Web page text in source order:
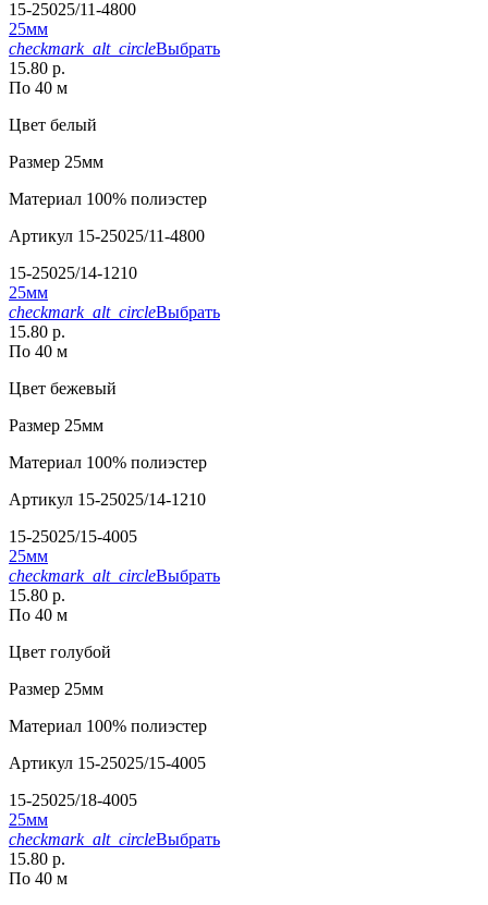
15-25025/11-4800
25мм
checkmark_alt_circleВыбрать
15.80 р.
По 40 м
Цвет белый
Размер 25мм
Материал 100% полиэстер
Артикул 15-25025/11-4800
15-25025/14-1210
25мм
checkmark_alt_circleВыбрать
15.80 р.
По 40 м
Цвет бежевый
Размер 25мм
Материал 100% полиэстер
Артикул 15-25025/14-1210
15-25025/15-4005
25мм
checkmark_alt_circleВыбрать
15.80 р.
По 40 м
Цвет голубой
Размер 25мм
Материал 100% полиэстер
Артикул 15-25025/15-4005
15-25025/18-4005
25мм
checkmark_alt_circleВыбрать
15.80 р.
По 40 м